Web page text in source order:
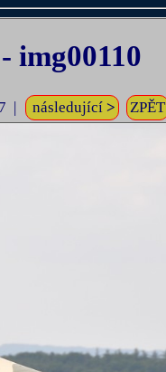
img00110
| následující > ZPĚT